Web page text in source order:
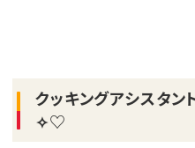
クッキングアシスタ
✧♡